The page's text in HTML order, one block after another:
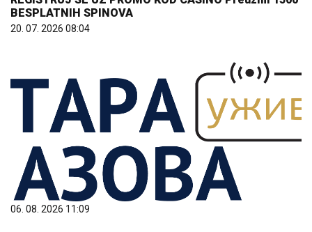
BESPLATNIH SPINOVA
20. 07. 2026 08:04
06. 08. 2026 11:09